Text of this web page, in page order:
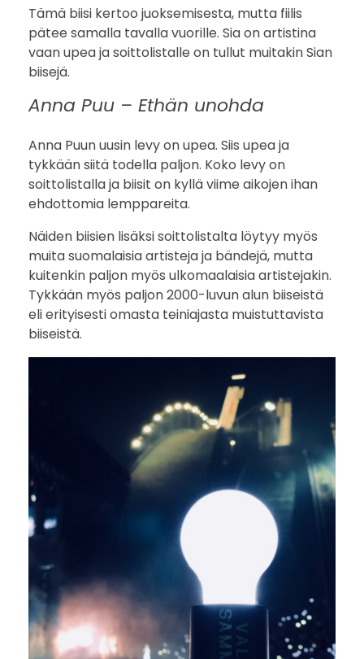
Tämä biisi kertoo juoksemisesta, mutta fiilis
pätee samalla tavalla vuorille. Sia on artistina
vaan upea ja soittolistalle on tullut muitakin Sian
biisejä.
Anna Puu – Ethän unohda
Anna Puun uusin levy on upea. Siis upea ja
tykkään siitä todella paljon. Koko levy on
soittolistalla ja biisit on kyllä viime aikojen ihan
ehdottomia lemppareita.
Näiden biisien lisäksi soittolistalta löytyy myös
muita suomalaisia artisteja ja bändejä, mutta
kuitenkin paljon myös ulkomaalaisia artistejakin.
Tykkään myös paljon 2000-luvun alun biiseistä
eli erityisesti omasta teiniajasta muistuttavista
biiseistä.